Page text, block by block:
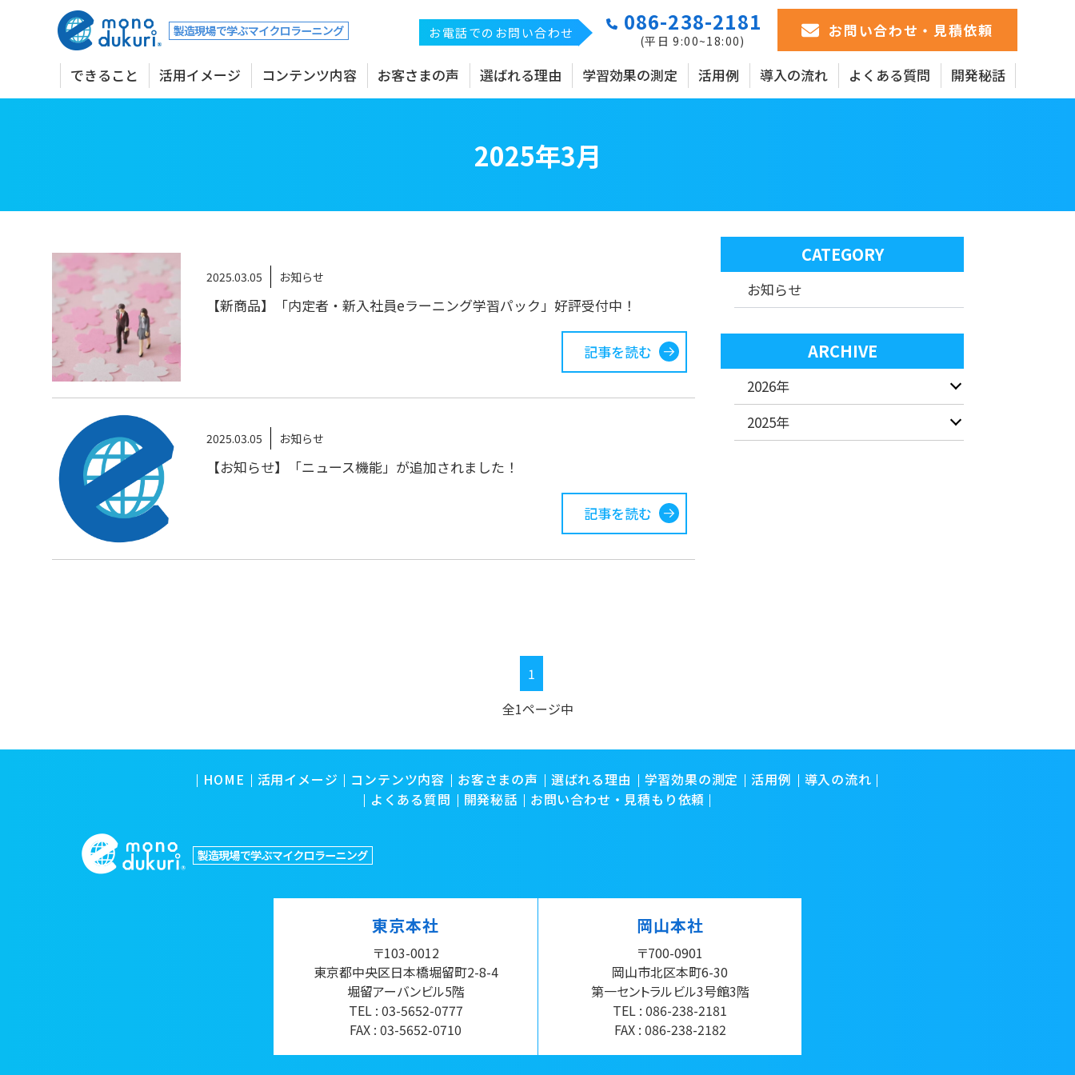
お電話でのお問い合わせ 086-238-2181
(平日 9:00~18:00)
お問い合わせ・見積依頼
できること 活用イメージ コンテンツ内容 お客さまの声 選ばれる理由 学習効果の測定 活用例 導入の流れ よくある質問 開発秘話
2025年3月
2025.03.05 お知らせ
【新商品】「内定者・新入社員eラーニング学習パック」好評受付中！
記事を読む
2025.03.05 お知らせ
【お知らせ】「ニュース機能」が追加されました！
記事を読む
CATEGORY
お知らせ
ARCHIVE
2026年
2025年
1
全1ページ中
HOME 活用イメージ コンテンツ内容 お客さまの声 選ばれる理由 学習効果の測定 活用例
導入の流れ
よくある質問
開発秘話 お問い合わせ・見積もり依頼
東京本社
〒103-0012
東京都中央区日本橋堀留町2-8-4
堀留アーバンビル5階
TEL : 03-5652-0777
FAX : 03-5652-0710
岡山本社
〒700-0901
岡山市北区本町6-30
第一セントラルビル3号館3階
TEL : 086-238-2181
FAX : 086-238-2182